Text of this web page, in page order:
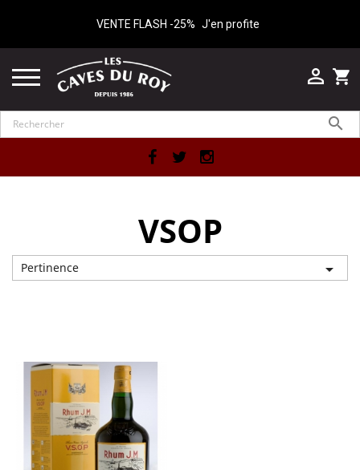
VENTE FLASH -25% J'en profite
shopping_cart


Facebook
VSOP
Pertinence 